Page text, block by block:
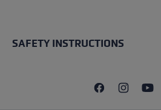
SAFETY INSTRUCTIONS